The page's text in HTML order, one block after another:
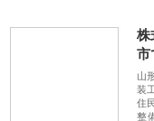
株
市
山
装
住
整